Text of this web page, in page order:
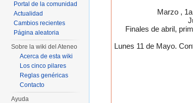
Marzo ,
Finales de abril,
Lunes 11 de Mayo.
Portal de la comunidad
Actualidad
Cambios recientes
Página aleatoria
Sobre la wiki del Ateneo
Acerca de esta wiki
Los cinco pilares
Reglas genéricas
Contacto
Ayuda